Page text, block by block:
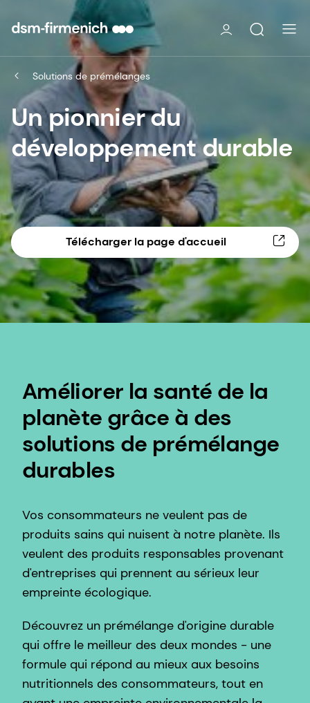
Solutions de prémélanges
Un pionnier du
développement durable
Télécharger la page d'accueil
Améliorer la santé de la
planète grâce à des
solutions de prémélange
durables
Vos consommateurs ne veulent pas de
produits sains qui nuisent à notre planète. Ils
veulent des produits responsables provenant
d'entreprises qui prennent au sérieux leur
empreinte écologique.
Découvrez un prémélange d'origine durable
qui offre le meilleur des deux mondes - une
formule qui répond au mieux aux besoins
nutritionnels des consommateurs, tout en